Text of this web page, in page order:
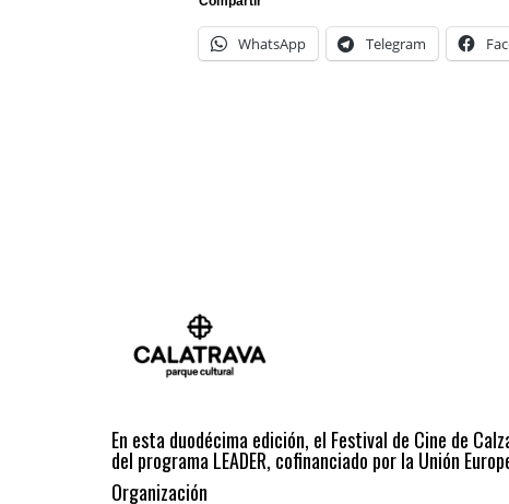
WhatsApp Telegram
En esta duodécima edición, el Festival de Cine de
del programa LEADER, cofinanciado por la Unión
Organización